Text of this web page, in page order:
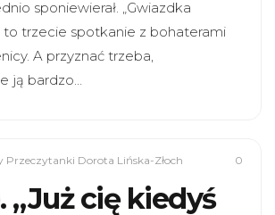
sponiewierał. „Gwiazdka
to trzecie spotkanie z bohaterami
A przyznać trzeba,
ją bardzo…
Przeczytanki Dorota Lińska-Złoch 0
„Już cię kiedyś